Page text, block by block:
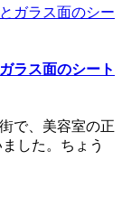
ラス面のシート
で、美容室の正
した。ちょう